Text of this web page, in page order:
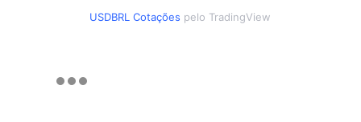
USDBRL Cotações pelo TradingView